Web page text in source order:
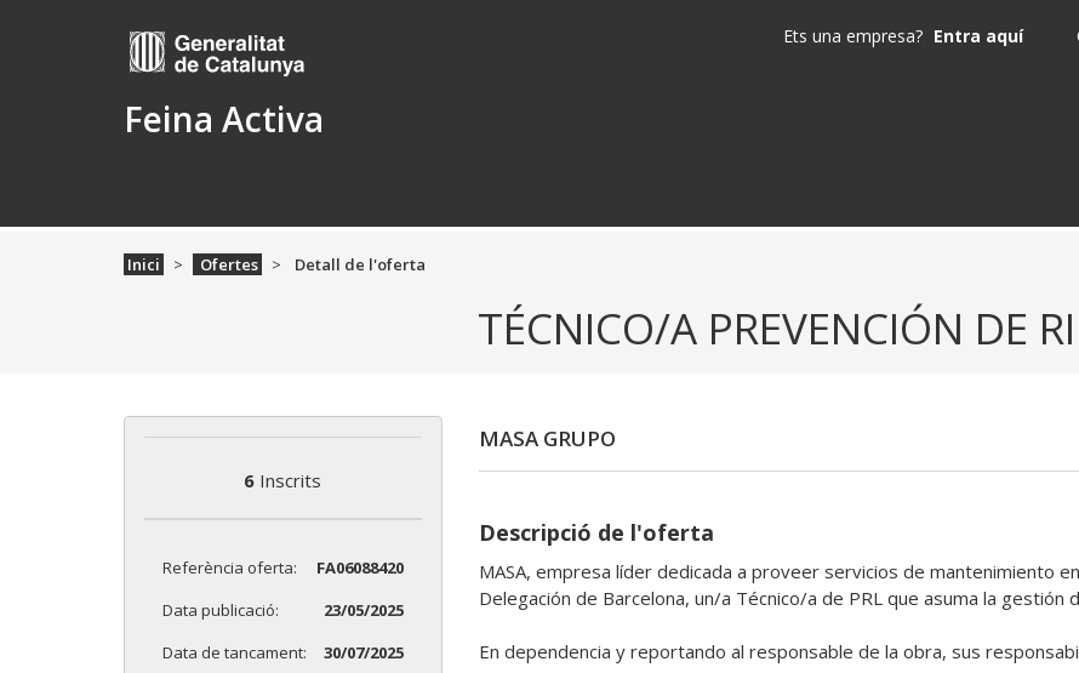
Feina Activa
Ets una empresa? Entra aquí
Inici Ofertes Detall de l'oferta
TÉCNICO/A PREVENCIÓN DE
6 Inscrits
Referència oferta:
FA06088420
Data publicació:
23/05/2025
Data de tancament:
30/07/2025
MASA GRUPO
Descripció de l'oferta
MASA, empresa líder dedicada a proveer servicios de mantenimiento
Delegación de Barcelona, un/a Técnico/a de PRL que asuma la gestión
En dependencia y reportando al responsable de la obra, sus